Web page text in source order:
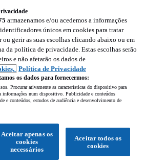
armazenamos e/ou acedemos a informações
únicos em cookies para tratar
ou gerir as suas escolhas clicando abaixo ou em
da política de privacidade. Estas escolhas serão
e não afetarão os dados de
Política de Privacidade
os dados para fornecermos:
Procurar ativamente as características do dispositivo para
informações num dispositivo. Publicidade e conteúdos
e conteúdos, estudos de audiência e desenvolvimento de
Aceitar todos os
cookies
Aceitar apenas os
cookies
necessários